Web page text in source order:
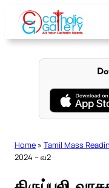
content
Home » Tamil Mass
2024 – வ2